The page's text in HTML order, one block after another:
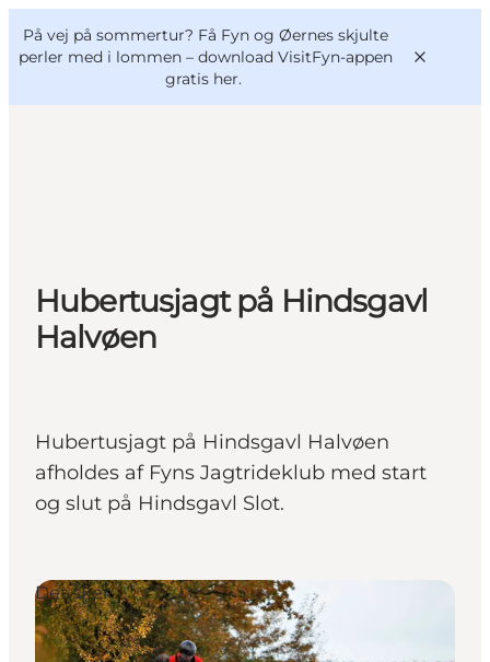
På vej på sommertur? Få Fyn og Øernes skjulte
perler med i lommen – download VisitFyn-appen
gratis her.
Mad og drikke
Overnatning
VisitFyn
Deutsch
Hubertusjagt på Hindsgavl
Halvøen
Hubertusjagt på Hindsgavl Halvøen
afholdes af Fyns Jagtrideklub med start
og slut på Hindsgavl Slot.
Det sker